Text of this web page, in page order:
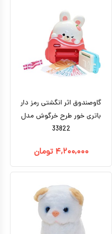
براساس برندها
ماشین کنترلی
ماشین اسباب بازی
اکشن فیگور
عروسک رباتیک
ربات اسباب بازی
اسباب بازی ورزشی
سگ های نگهبان
گاوصندوق اثر انگشتی رمز دار
باتری خور طرح خرگوش مدل
33822
۴,۲۰۰,۰۰۰ تومان